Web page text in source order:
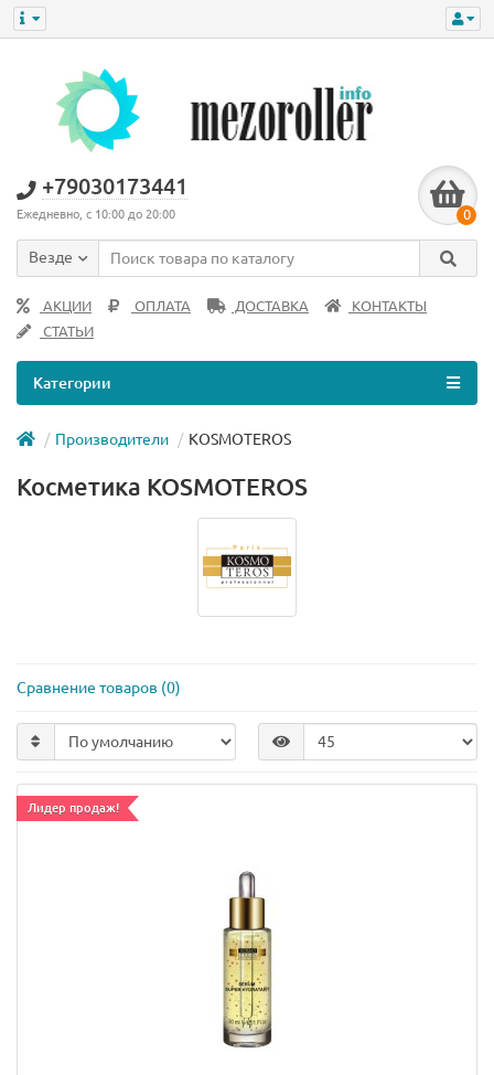
+79030173441
Ежедневно, с 10:00 до 20:00 0
Везде
АКЦИИ ОПЛАТА ДОСТАВКА
КОНТАКТЫ
СТАТЬИ
Категории
Производители KOSMOTEROS
Косметика KOSMOTEROS
Сравнение товаров (0)
Лидер продаж!